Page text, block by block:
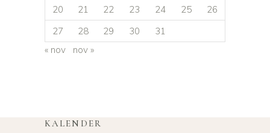
20
21 22 23 24 25
26
27
28 29 30
31
« nov
nov »
KALENDER